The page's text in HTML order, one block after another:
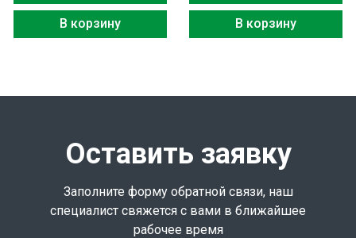
В корзину В корзину
Оставить заявку
Заполните форму обратной связи, наш
специалист свяжется с вами в ближайшее
рабочее время